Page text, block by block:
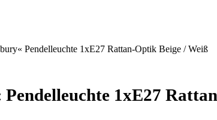
Pendelleuchte 1xE27 Rattan-Optik Beige / Weiß
1xE27